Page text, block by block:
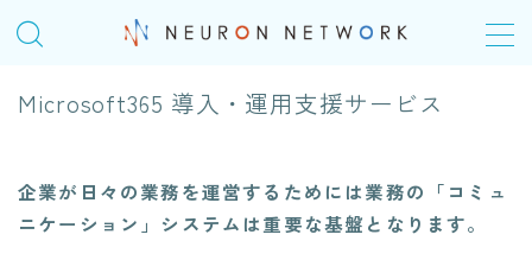
MENU
COMPANY
Microsoft365 導入・運用支援サービス
企業が日々の業務を運営するためには業務の「コミュ
ニケーション」システムは重要な基盤となります。​